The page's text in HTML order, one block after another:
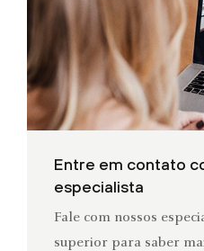
Entre em contato
especialista
Fale com nossos
superior para saber